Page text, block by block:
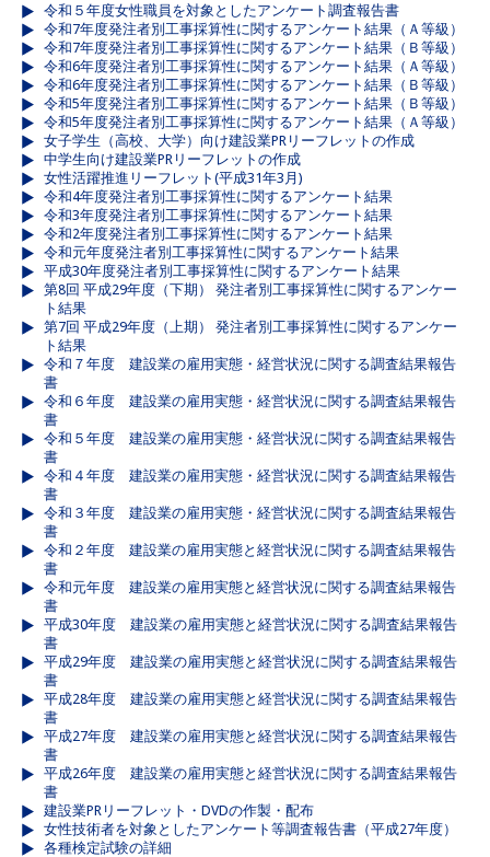
令和５年度女性職員を対象としたアンケート調査報告書
令和7年度発注者別工事採算性に関するアンケート結果（Ａ等級）
令和7年度発注者別工事採算性に関するアンケート結果（Ｂ等級）
令和6年度発注者別工事採算性に関するアンケート結果（Ａ等級）
令和6年度発注者別工事採算性に関するアンケート結果（Ｂ等級）
令和5年度発注者別工事採算性に関するアンケート結果（Ｂ等級）
令和5年度発注者別工事採算性に関するアンケート結果（Ａ等級）
女子学生（高校、大学）向け建設業PRリーフレットの作成
中学生向け建設業PRリーフレットの作成
女性活躍推進リーフレット(平成31年3月)
令和4年度発注者別工事採算性に関するアンケート結果
令和3年度発注者別工事採算性に関するアンケート結果
令和2年度発注者別工事採算性に関するアンケート結果
令和元年度発注者別工事採算性に関するアンケート結果
平成30年度発注者別工事採算性に関するアンケート結果
第8回 平成29年度（下期） 発注者別工事採算性に関するアンケー
ト結果
第7回 平成29年度（上期） 発注者別工事採算性に関するアンケー
ト結果
令和７年度 建設業の雇用実態・経営状況に関する調査結果報告
書
令和６年度 建設業の雇用実態・経営状況に関する調査結果報告
書
令和５年度 建設業の雇用実態・経営状況に関する調査結果報告
書
令和４年度 建設業の雇用実態・経営状況に関する調査結果報告
書
令和３年度 建設業の雇用実態・経営状況に関する調査結果報告
書
令和２年度 建設業の雇用実態と経営状況に関する調査結果報告
書
令和元年度 建設業の雇用実態と経営状況に関する調査結果報告
書
平成30年度 建設業の雇用実態と経営状況に関する調査結果報告
書
平成29年度 建設業の雇用実態と経営状況に関する調査結果報告
書
平成28年度 建設業の雇用実態と経営状況に関する調査結果報告
書
平成27年度 建設業の雇用実態と経営状況に関する調査結果報告
書
平成26年度 建設業の雇用実態と経営状況に関する調査結果報告
書
建設業PRリーフレット・DVDの作製・配布
女性技術者を対象としたアンケート等調査報告書（平成27年度）
各種検定試験の詳細